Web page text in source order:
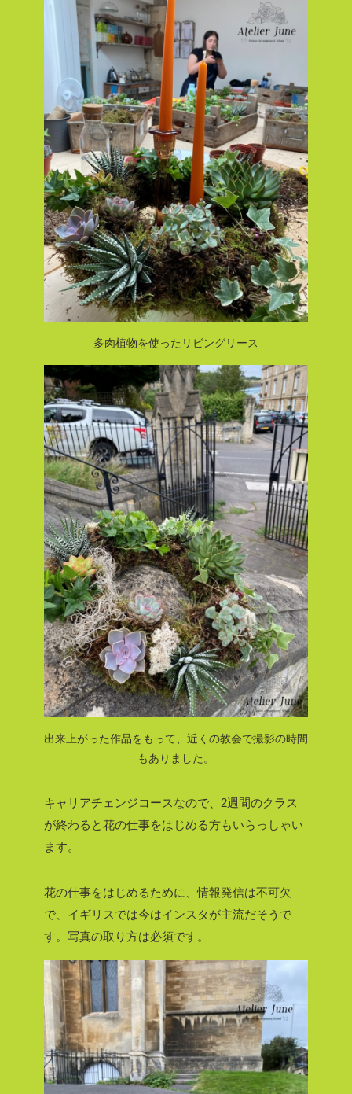
多肉植物を使ったリビングリース
出来上がった作品をもって、近くの教会で撮影の時間
もありました。
キャリアチェンジコースなので、2週間のクラス
が終わると花の仕事をはじめる方もいらっしゃい
ます。
花の仕事をはじめるために、情報発信は不可欠
で、イギリスでは今はインスタが主流だそうで
す。写真の取り方は必須です。